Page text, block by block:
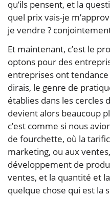
qu’ils pensent, et la
quel prix vais-je
je vendre ?
Et maintenant, c’est le
optons pour des
entreprises ont
dirais, le genre de
établies dans les cercles
devient alors beaucoup
c’est comme si nous
de fourchette, où la
marketing, ou aux
développement de
ventes, et la quantité et
quelque chose qui est la